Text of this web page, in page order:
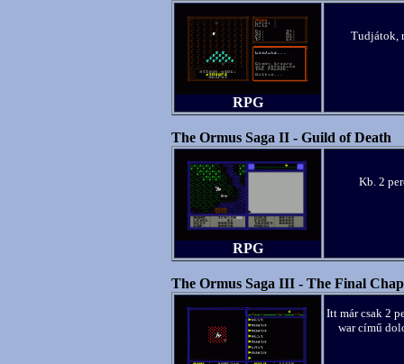
RPG
Tudjátok,
The Ormus Saga II - Guild of Death
RPG
Kb. 2
The Ormus Saga III - The Final
Itt már csak 2
war című